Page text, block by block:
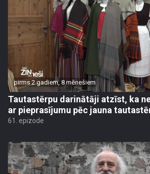
pirms 2 gadiem, 8 mēnešiem
Tautastērpu darinātāji atzīst, ka
ar pieprasījumu pēc jauna
61. epizode